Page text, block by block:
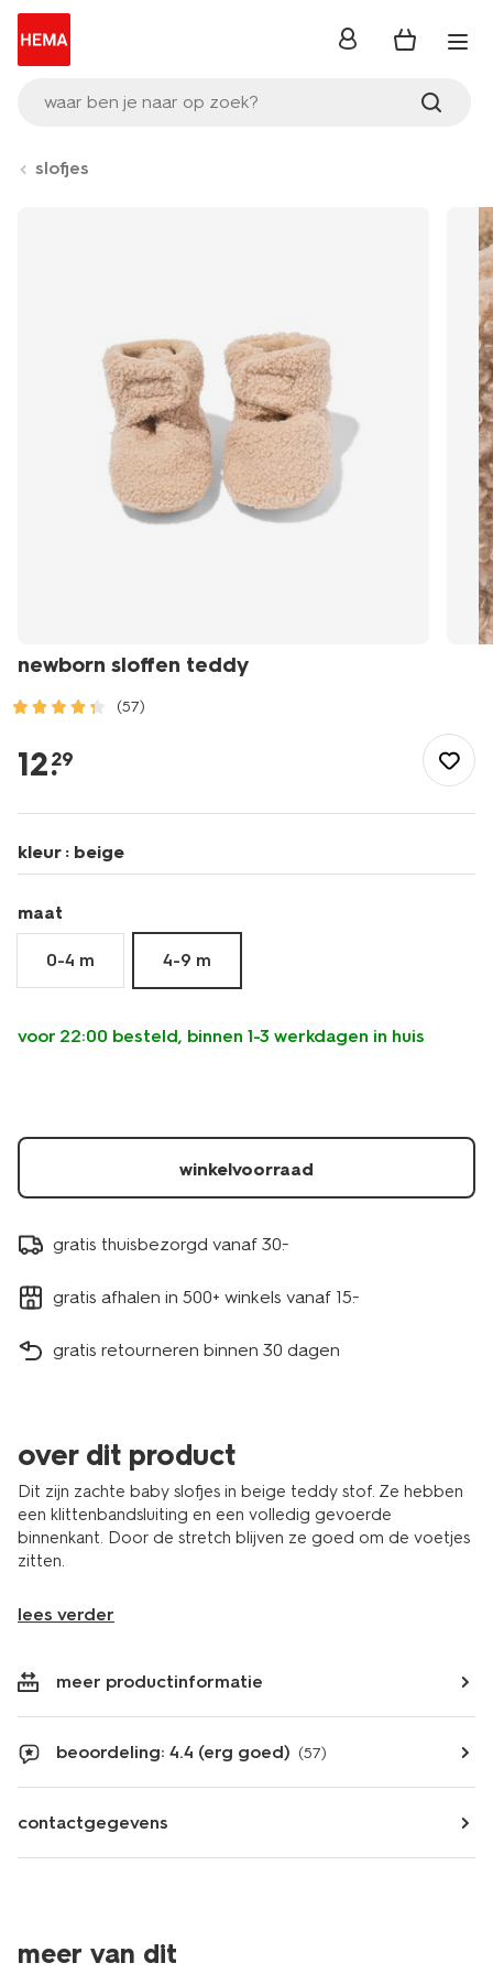
waar ben je naar op zoek?
inloggen
slofjes
newborn sloffen teddy
(57)
sloffen-
teddy-
12.
29
kleur : beige
maat
0-4 m 4-9 m
voor 22:00 besteld, binnen 1-3 werkdagen in huis
winkelvoorraad
gratis thuisbezorgd vanaf 30.-
gratis afhalen in 500+ winkels vanaf 15.-
gratis retourneren binnen 30 dagen
over dit product
Dit zijn zachte baby slofjes in beige teddy stof. Ze hebben
een klittenbandsluiting en een volledig gevoerde
binnenkant. Door de stretch blijven ze goed om de voetjes
zitten.
lees verder
meer productinformatie
beoordeling: 4.4 (erg goed) (57)
contactgegevens
meer van dit
laag geprijsd